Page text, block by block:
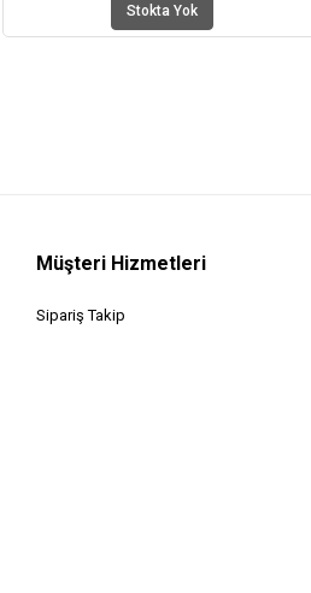
Stokta Yok
Müşteri Hizmetleri
Sipariş Takip